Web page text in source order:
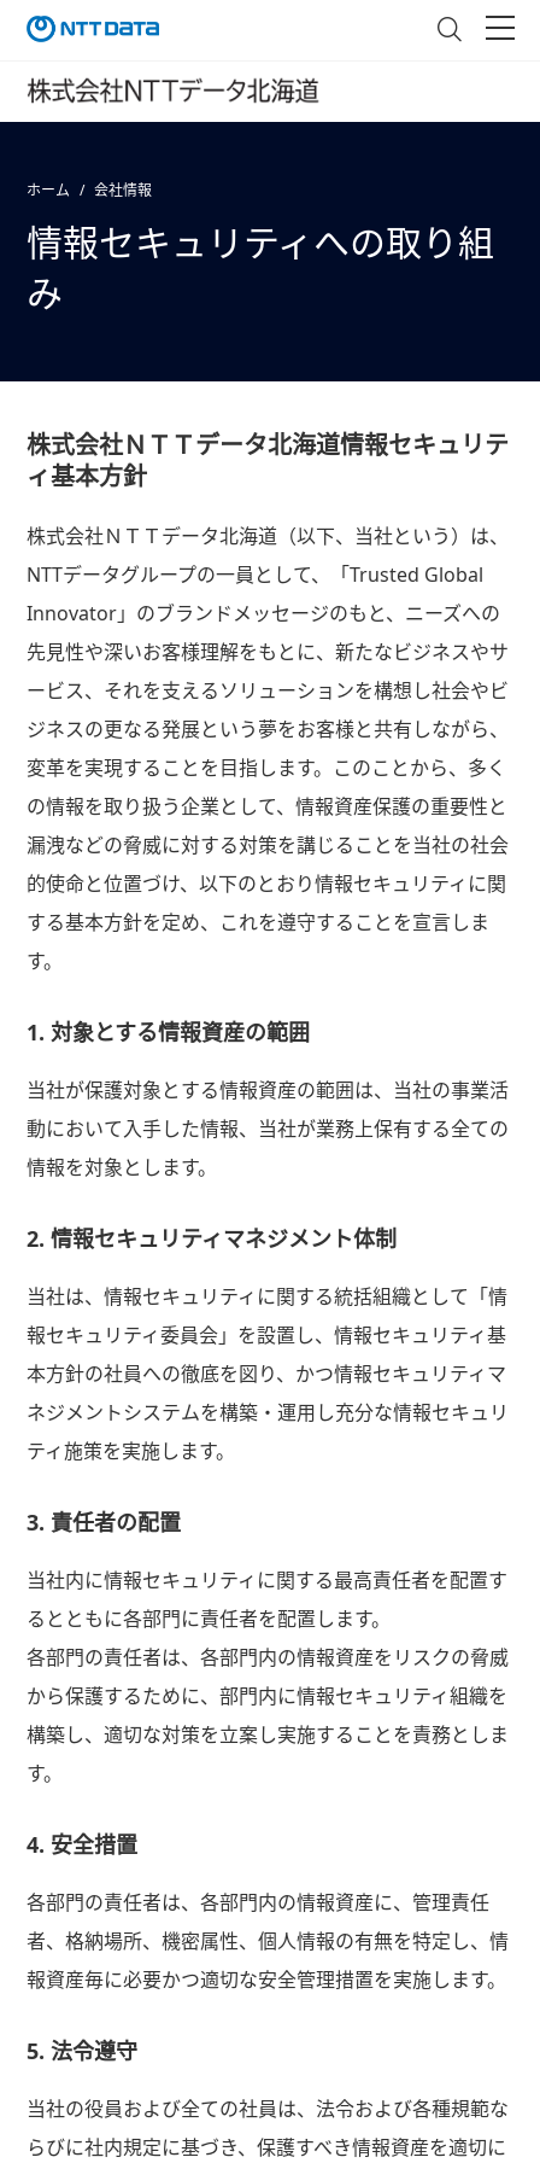
ホーム 会社情報
情報セキュリティへの取り組
み
株式会社ＮＴＴデータ北海道情報セキュリテ
ィ基本方針
株式会社ＮＴＴデータ北海道（以下、当社という）は、
NTTデータグループの一員として、「Trusted Global
Innovator」のブランドメッセージのもと、ニーズへの
先見性や深いお客様理解をもとに、新たなビジネスやサ
ービス、それを支えるソリューションを構想し社会やビ
ジネスの更なる発展という夢をお客様と共有しながら、
変革を実現することを目指します。このことから、多く
の情報を取り扱う企業として、情報資産保護の重要性と
漏洩などの脅威に対する対策を講じることを当社の社会
的使命と位置づけ、以下のとおり情報セキュリティに関
する基本方針を定め、これを遵守することを宣言しま
す。
1. 対象とする情報資産の範囲
当社が保護対象とする情報資産の範囲は、当社の事業活
動において入手した情報、当社が業務上保有する全ての
情報を対象とします。
2. 情報セキュリティマネジメント体制
当社は、情報セキュリティに関する統括組織として「情
報セキュリティ委員会」を設置し、情報セキュリティ基
本方針の社員への徹底を図り、かつ情報セキュリティマ
ネジメントシステムを構築・運用し充分な情報セキュリ
ティ施策を実施します。
3. 責任者の配置
当社内に情報セキュリティに関する最高責任者を配置す
るとともに各部門に責任者を配置します。
各部門の責任者は、各部門内の情報資産をリスクの脅威
から保護するために、部門内に情報セキュリティ組織を
構築し、適切な対策を立案し実施することを責務としま
す。
4. 安全措置
各部門の責任者は、各部門内の情報資産に、管理責任
者、格納場所、機密属性、個人情報の有無を特定し、情
報資産毎に必要かつ適切な安全管理措置を実施します。
5. 法令遵守
当社の役員および全ての社員は、法令および各種規範な
らびに社内規定に基づき、保護すべき情報資産を適切に